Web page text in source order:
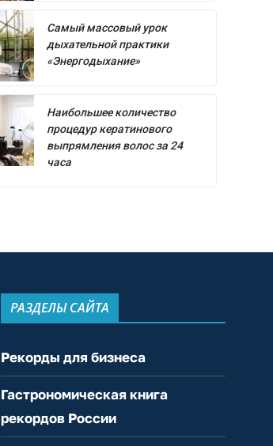
Самый массовый урок
дыхательной практики
«Энергодыхание»
Наибольшее количество
процедур кератинового
выпрямления волос за 24
часа
РАЗДЕЛЫ САЙТА
Рекорды для бизнеса
Гастрономическая книга
рекордов России